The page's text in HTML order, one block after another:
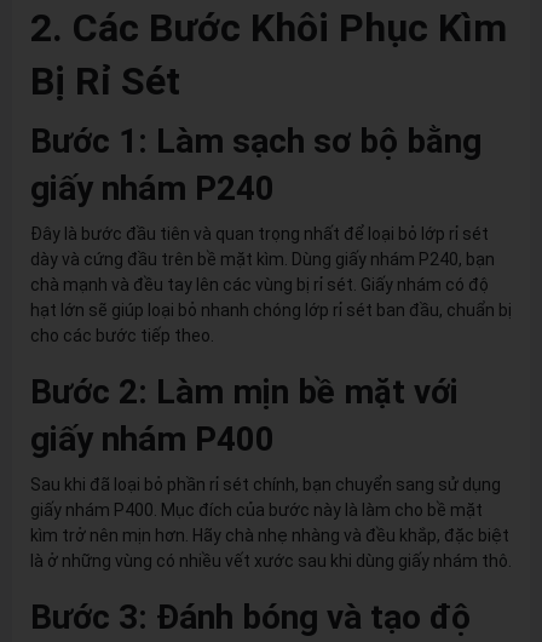
2. Các Bước Khôi Phục Kìm
Bị Rỉ Sét
Bước 1: Làm sạch sơ bộ bằng
giấy nhám P240
Đây là bước đầu tiên và quan trọng nhất để loại bỏ lớp rỉ sét
dày và cứng đầu trên bề mặt kìm. Dùng giấy nhám P240, bạn
chà mạnh và đều tay lên các vùng bị rỉ sét. Giấy nhám có độ
hạt lớn sẽ giúp loại bỏ nhanh chóng lớp rỉ sét ban đầu, chuẩn bị
cho các bước tiếp theo.
Bước 2: Làm mịn bề mặt với
giấy nhám P400
Sau khi đã loại bỏ phần rỉ sét chính, bạn chuyển sang sử dụng
giấy nhám P400. Mục đích của bước này là làm cho bề mặt
kìm trở nên mịn hơn. Hãy chà nhẹ nhàng và đều khắp, đặc biệt
là ở những vùng có nhiều vết xước sau khi dùng giấy nhám thô.
Bước 3: Đánh bóng và tạo độ